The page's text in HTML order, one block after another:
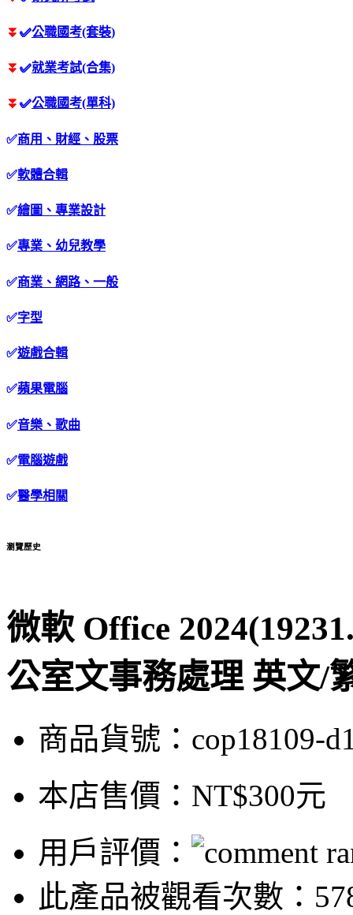
⏬ ✅公職國考(套裝)
⏬ ✅就業考試(合集)
⏬ ✅公職國考(單科)
✅商用、財經、股票
✅軟體合輯
✅繪圖、專業設計
✅專業、幼兒教學
✅商業、網路、一般
✅字型
✅遊戲合輯
✅蘋果電腦
✅音樂、歌曲
✅電腦遊戲
✅醫學相關
瀏覽歷史
微軟 Office
公室文事務處理 英文/
商品貨號：cop18109-
本店售價： NT$300元
用戶評價：
此產品被觀看次數：